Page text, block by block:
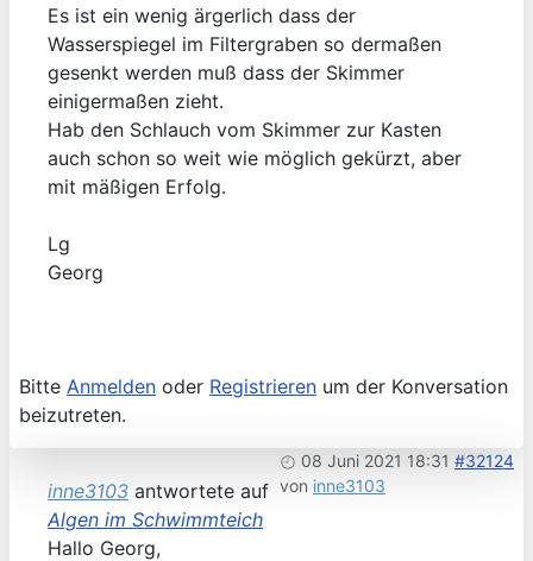
Es ist ein wenig ärgerlich dass der
Wasserspiegel im Filtergraben so dermaßen
gesenkt werden muß dass der Skimmer
einigermaßen zieht.
Hab den Schlauch vom Skimmer zur Kasten
auch schon so weit wie möglich gekürzt, aber
mit mäßigen Erfolg.
Lg
Georg
Bitte Anmelden oder Registrieren um der Konversation
beizutreten.
08 Juni 2021 18:31 #32124
von inne3103
inne3103 antwortete auf
Algen im Schwimmteich
Hallo Georg,